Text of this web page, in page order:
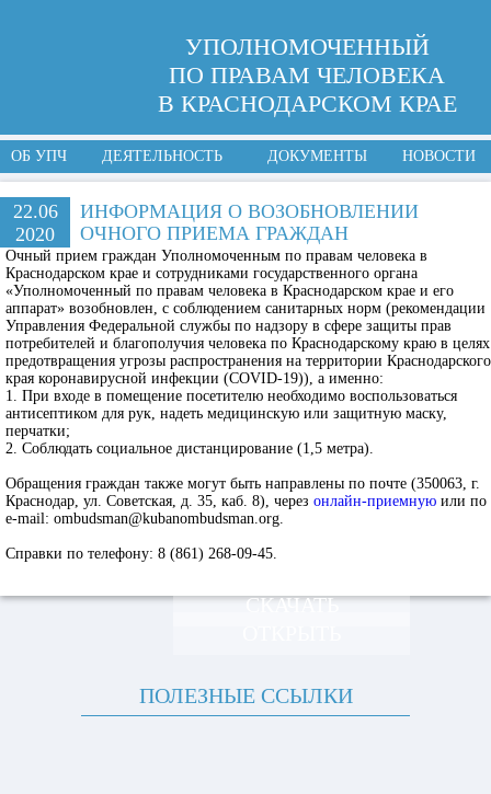
УПОЛНОМОЧЕННЫЙ
ПО ПРАВАМ ЧЕЛОВЕКА
В КРАСНОДАРСКОМ КРАЕ
ОБ УПЧ ДЕЯТЕЛЬНОСТЬ ДОКУМЕНТЫ НОВОСТИ
22.06
2020
ИНФОРМАЦИЯ О ВОЗОБНОВЛЕНИИ
ОЧНОГО ПРИЕМА ГРАЖДАН
Очный прием граждан Уполномоченным по правам человека в
Краснодарском крае и сотрудниками государственного органа
«Уполномоченный по правам человека в Краснодарском крае и его
аппарат» возобновлен, с соблюдением санитарных норм (рекомендации
Управления Федеральной службы по надзору в сфере защиты прав
потребителей и благополучия человека по Краснодарскому краю в целях
предотвращения угрозы распространения на территории Краснодарского
края коронавирусной инфекции (СOVID-19)), а именно:
1. При входе в помещение посетителю необходимо воспользоваться
антисептиком для рук, надеть медицинскую или защитную маску,
перчатки;
2. Соблюдать социальное дистанцирование (1,5 метра).
Обращения граждан также могут быть направлены по почте (350063, г.
Краснодар, ул. Советская, д. 35, каб. 8), через онлайн-приемную или по
e-mail: ombudsman@kubanombudsman.org.
Справки по телефону: 8 (861) 268-09-45.
СКАЧАТЬ
ПОЛЕЗНЫЕ ССЫЛКИ